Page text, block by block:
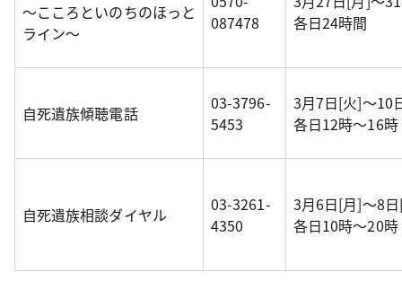
～こころといのちのほっと
ライン～
087478
各日24時間
自死遺族傾聴電話
03-3796-
5453
3月7日[火]～10
各日12時～16時
自死遺族相談ダイヤル
03-3261-
4350
3月6日[月]～8
各日10時～20時